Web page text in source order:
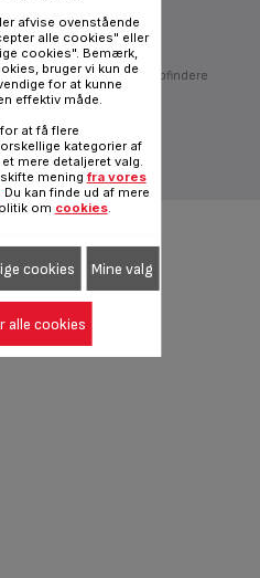
Gruppen Slut dig til os
Opfindere
Juridisk meddelelse
internetside
Danish
afvise ovenstående
alle cookies" eller
cookies". Bemærk,
bruger vi kun de
for at kunne
effektiv måde.
for at få flere
kategorier af
mere detaljeret valg.
mening fra vores
Du kan finde ud af mere
om cookies.
cookies Mine valg
alle cookies